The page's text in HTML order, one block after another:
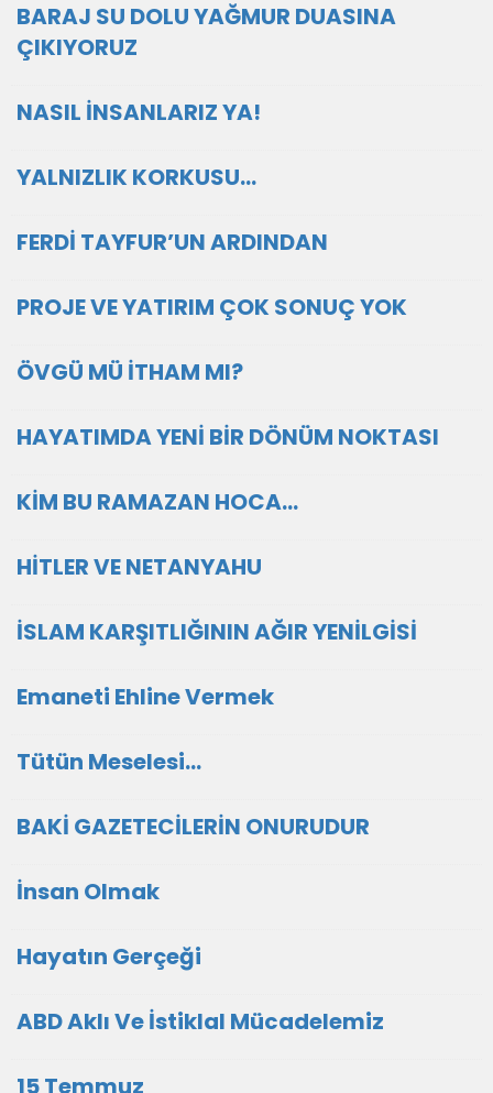
BARAJ SU DOLU YAĞMUR DUASINA
ÇIKIYORUZ
NASIL İNSANLARIZ YA!
YALNIZLIK KORKUSU…
FERDİ TAYFUR’UN ARDINDAN
PROJE VE YATIRIM ÇOK SONUÇ YOK
ÖVGÜ MÜ İTHAM MI?
HAYATIMDA YENİ BİR DÖNÜM NOKTASI
KİM BU RAMAZAN HOCA…
HİTLER VE NETANYAHU
İSLAM KARŞITLIĞININ AĞIR YENİLGİSİ
Emaneti Ehline Vermek
Tütün Meselesi…
BAKİ GAZETECİLERİN ONURUDUR
İnsan Olmak
Hayatın Gerçeği
ABD Aklı Ve İstiklal Mücadelemiz
15 Temmuz